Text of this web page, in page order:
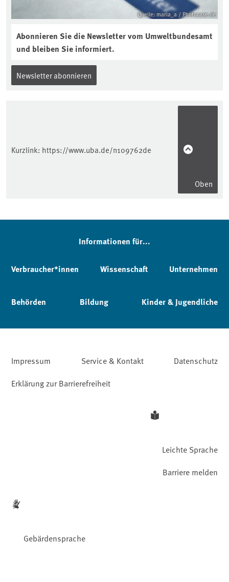
Quelle: maria_a / Photocase.de
Abonnieren Sie die Newsletter vom Umweltbundesamt
und bleiben Sie informiert.
Newsletter abonnieren
Kurzlink: https://www.uba.de/n109762de
Oben
Informationen für...
Verbraucher*innen Wissenschaft Unternehmen
Behörden Bildung Kinder & Jugendliche
Impressum Service & Kontakt
Datenschutz
Erklärung zur Barrierefreiheit
Leichte Sprache
Gebärdensprache
Barriere melden